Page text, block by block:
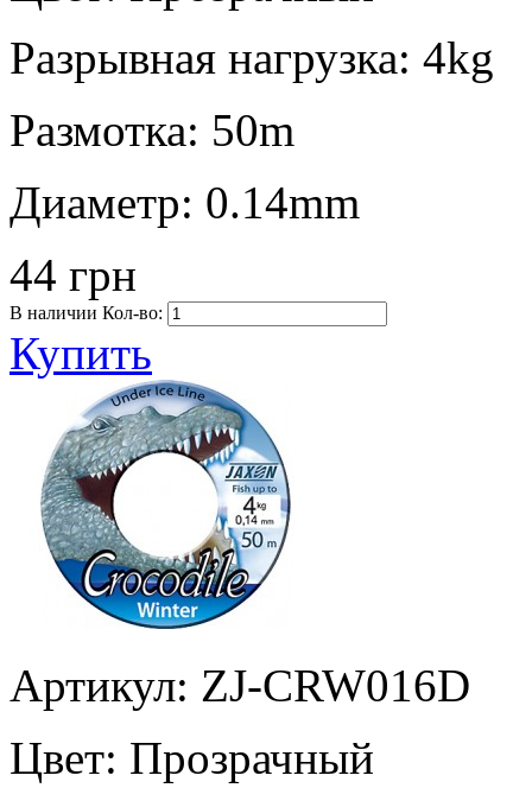
Разрывная нагрузка: 4kg
Размотка: 50m
Диаметр: 0.14mm
44 грн
В наличии Кол-во:
Купить
Артикул: ZJ-CRW016D
Цвет: Прозрачный